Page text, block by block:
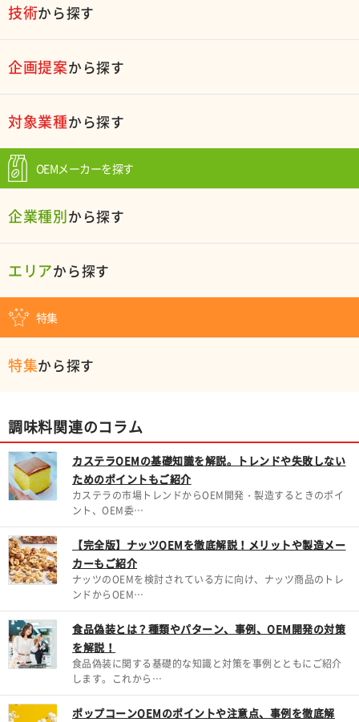
技術から探す
企画提案から探す
対象業種から探す
OEMメーカーを探す
企業種別から探す
エリアから探す
特集
特集から探す
調味料関連のコラム
カステラOEMの基礎知識を解説。トレンドや失敗しない
ためのポイントもご紹介
カステラの市場トレンドからOEM開発・製造するときのポイ
ント、OEM委…
【完全版】ナッツOEMを徹底解説！メリットや製造メー
カーもご紹介
ナッツのOEMを検討されている方に向け、ナッツ商品のトレ
ンドからOEM…
食品偽装とは？種類やパターン、事例、OEM開発の対策
を解説！
食品偽装に関する基礎的な知識と対策を事例とともにご紹介
します。これから…
ポップコーンOEMのポイントや注意点、事例を徹底解